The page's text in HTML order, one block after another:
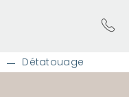
Détatouage